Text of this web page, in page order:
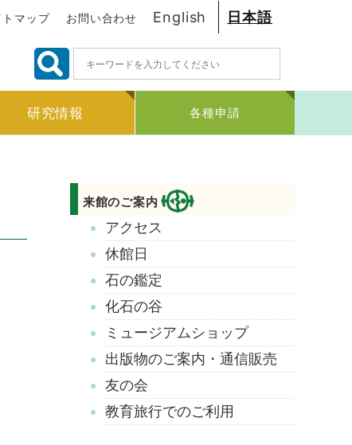
トマップ お問い合わせ English
日本語
索:
研究情報 各種申請
来館のご案内
アクセス
休館日
石の鑑定
化石の谷
ミュージアムショップ
出版物のご案内・通信販売
友の会
教育旅行でのご利用